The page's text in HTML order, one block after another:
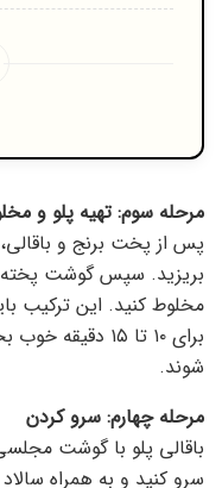
مرحله سوم: تهیه پلو و
پس از پخت برنج و
بریزید. سپس گوشت پخته
مخلوط کنید. این ترکیب
برای ۱۰ تا ۱۵
شوند.
مرحله چهارم: سرو کردن
باقالی پلو با گوشت
سرو کنید و به همراه